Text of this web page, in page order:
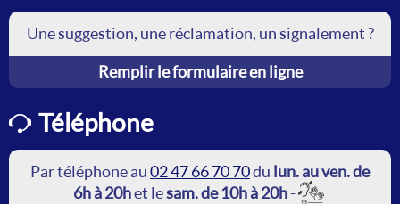
Une suggestion, une réclamation, un signalement ?
Remplir le formulaire en ligne
Téléphone
Par téléphone au02 47 66 70 70du lun. au ven. de
6h à 20het lesam. de 10h à 20h-